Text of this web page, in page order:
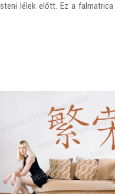
lélek előtt. Ez a